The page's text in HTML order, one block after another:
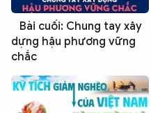
Bài cuối: Chung tay xây
dựng hậu phương vững
chắc